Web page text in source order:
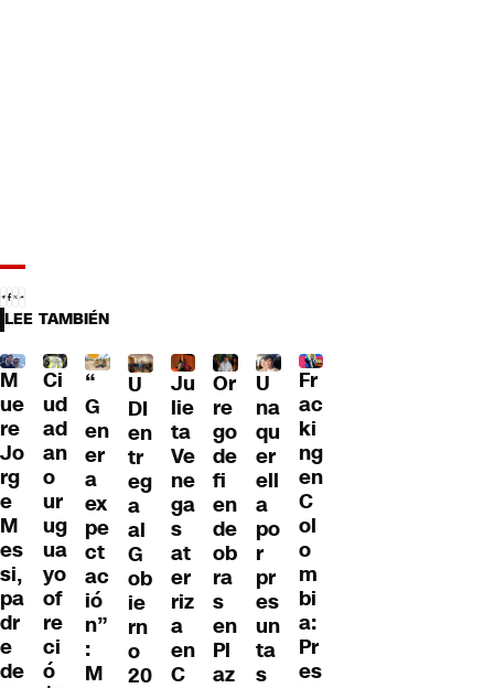
LEE TAMBIÉN
M
ue
re
Jo
rg
e
M
es
si,
pa
dr
e
de
Ci
ud
ad
an
o
ur
ug
ua
yo
of
re
ci
ó
“
G
en
er
a
ex
pe
ct
ac
ió
n”
:
M
U
DI
en
tr
eg
a
al
G
ob
ie
rn
o
20
Ju
lie
ta
Ve
ne
ga
s
at
er
riz
a
en
C
Or
re
go
de
fi
en
de
ob
ra
s
en
Pl
az
U
na
qu
er
ell
a
po
r
pr
es
un
ta
s
Fr
ac
ki
ng
en
C
ol
o
m
bi
a:
Pr
es